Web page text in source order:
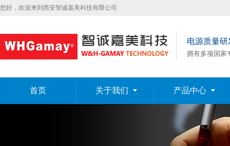
您好，欢迎来到西安智诚嘉美科技有限公司
电源质量
拥有多项国家
首页 关于我们 产品中心